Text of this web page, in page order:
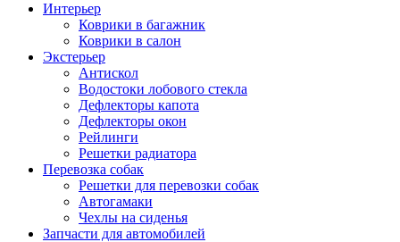
Интерьер
Коврики в багажник
Коврики в салон
Экстерьер
Антискол
Водостоки лобового стекла
Дефлекторы капота
Дефлекторы окон
Рейлинги
Решетки радиатора
Перевозка собак
Решетки для перевозки собак
Автогамаки
Чехлы на сиденья
Запчасти для автомобилей